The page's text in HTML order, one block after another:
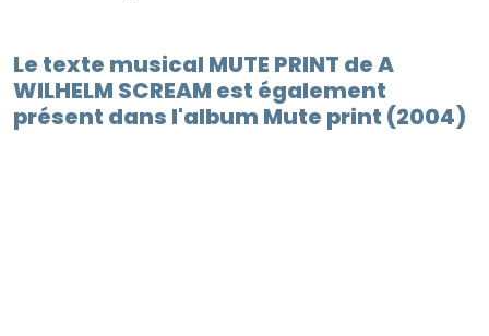
Le texte musical MUTE PRINT de A
WILHELM SCREAM est également
présent dans l'album Mute print (2004)